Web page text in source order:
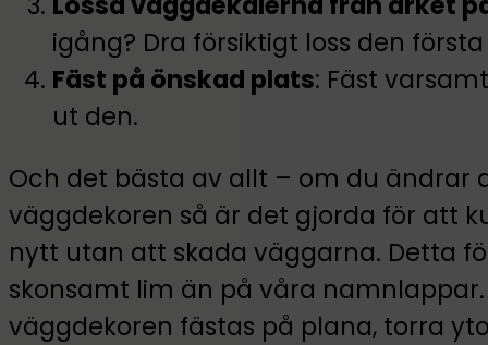
igång? Dra försiktigt loss den
Fäst på önskad plats: Fäst
ut den.
Och det bästa av allt – om du ändrar
väggdekoren så är det gjorda för att
nytt utan att skada väggarna. Detta
skonsamt lim än på våra
väggdekoren fästas på plana, torra